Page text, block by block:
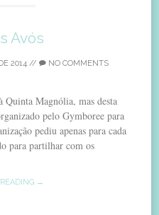
Avós
2014// NO COMMENTS
Quinta Magnólia, mas desta
pelo Gymboree para
pediu apenas para cada
para partilhar com os
→